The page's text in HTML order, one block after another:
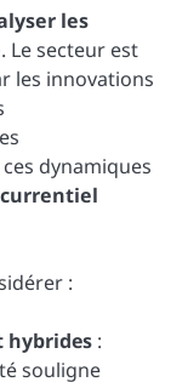
les
. Le secteur est
les innovations
dynamiques
:
hybrides :
souligne